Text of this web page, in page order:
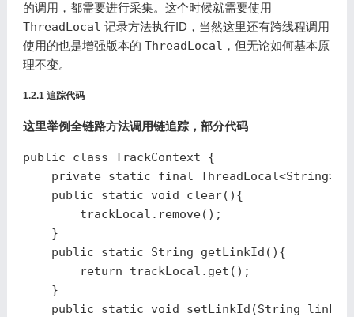
的调用，都需要进行采集。这个时候就需要使用
ThreadLocal 记录方法执行ID，当然这里还有跨线程调用
使用的也是增强版本的 ThreadLocal ，但无论如何基本原
理不变。
1.2.1 追踪代码
这里举例全链路方法调用链追踪，部分代码
public class TrackContext
{
private static final ThreadLocal<String>
public
static void clear(){
trackLocal . remove();
}
public
static String getLinkId (){
return
trackLocal . get ();
}
public
static void setLinkId (String linkId